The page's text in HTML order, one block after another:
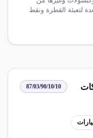
لتعبئة القطرة ونقط
87/03/90/10/10